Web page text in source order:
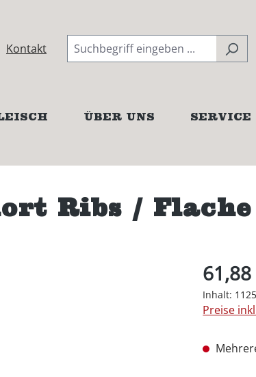
Kontakt
ÜBER UNS
SERVICE
Ribs /
Inhalt:
Preise